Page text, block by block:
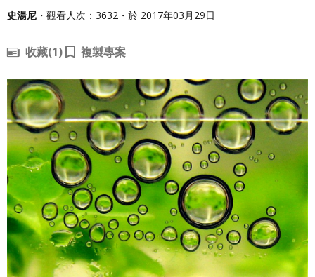
史湯尼 ・觀看人次：3632・於 2017年03月29日
收藏(1) 複製專案